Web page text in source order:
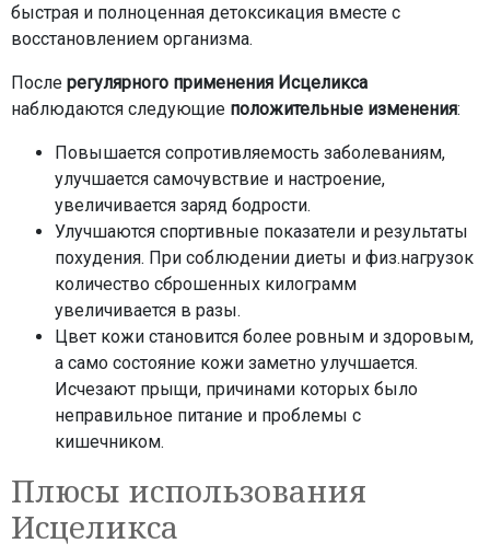
быстрая и полноценная детоксикация вместе с
восстановлением организма.
После регулярного применения Исцеликса
наблюдаются следующие положительные изменения:
Повышается сопротивляемость заболеваниям,
улучшается самочувствие и настроение,
увеличивается заряд бодрости.
Улучшаются спортивные показатели и результаты
похудения. При соблюдении диеты и физ.нагрузок
количество сброшенных килограмм
увеличивается в разы.
Цвет кожи становится более ровным и здоровым,
а само состояние кожи заметно улучшается.
Исчезают прыщи, причинами которых было
неправильное питание и проблемы с
кишечником.
Плюсы использования
Исцеликса